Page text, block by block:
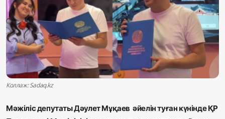
Жаңалықтар
Қоғам
Спорт
Әлем
Журналистік зерттеу
Коллаж: Sadaq.kz
Мәжіліс депутаты Дәулет Мұқаев әйелін туған күнінде ҚР